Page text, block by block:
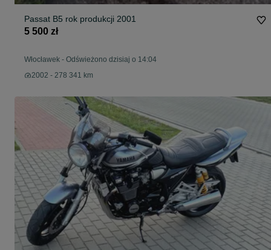
Passat B5 rok produkcji 2001
5 500 zł
Włocławek - Odświeżono dzisiaj o 14:04
2002 - 278 341 km